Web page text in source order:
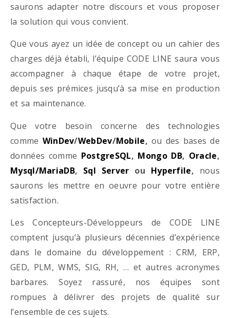
saurons adapter notre discours et vous proposer
la solution qui vous convient.
Que vous ayez un idée de concept ou un cahier des
charges déjà établi, l’équipe CODE LINE saura vous
accompagner à chaque étape de votre projet,
depuis ses prémices jusqu’à sa mise en production
et sa maintenance.
Que votre besoin concerne des technologies
comme WinDev/WebDev/Mobile, ou des bases de
données comme PostgreSQL, Mongo DB, Oracle,
Mysql/MariaDB, Sql Server ou Hyperfile, nous
saurons les mettre en oeuvre pour votre entière
satisfaction.
Les Concepteurs-Développeurs de CODE LINE
comptent jusqu’à plusieurs décennies d’expérience
dans le domaine du développement : CRM, ERP,
GED, PLM, WMS, SIG, RH, … et autres acronymes
barbares. Soyez rassuré, nos équipes sont
rompues à délivrer des projets de qualité sur
l’ensemble de ces sujets.